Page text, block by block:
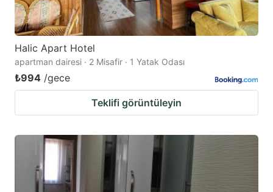
Halic Apart Hotel
apartman dairesi · 2 Misafir · 1 Yatak Odası
₺994 /gece
Teklifi görüntüleyin